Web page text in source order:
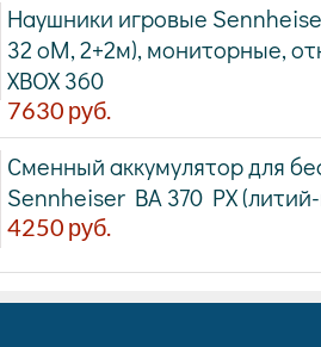
Наушники игровые
32 оМ, 2+2м), мониторные,
XBOX 360
7630 руб.
Сменный аккумулятор для
Sennheiser BA 370 PX
4250 руб.